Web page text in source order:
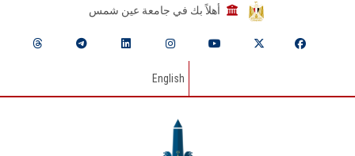
أهلاً بك في جامعة عين شمس
English